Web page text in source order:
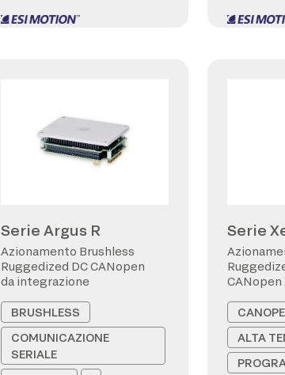
Serie Argus R
Azionamento Brushless
Ruggedized DC CANopen
da integrazione
BRUSHLESS
COMUNICAZIONE
SERIALE
Serie
CANopen
ALTA